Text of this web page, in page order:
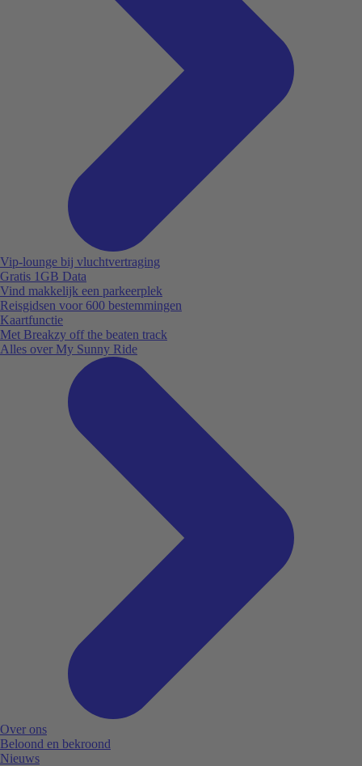
Vip-lounge bij vluchtvertraging
Gratis 1GB Data
Vind makkelijk een parkeerplek
Reisgidsen voor 600 bestemmingen
Kaartfunctie
Met Breakzy off the beaten track
Alles over My Sunny Ride
Over ons
Beloond en bekroond
Nieuws